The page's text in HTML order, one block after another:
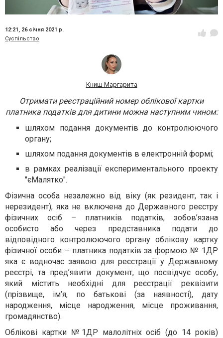
12:21, 26 січня 2021 р.
Суспільство
Книш Маргарита
Отримати реєстраційний номер облікової картки
платника податків для дитини можна наступним чином:
шляхом подання документів до контролюючого
органу;
шляхом подання документів в електронній формі;
в рамках реалізації експериментального проекту
"єМалятко".
Фізична особа незалежно від віку (як резидент, так і
нерезидент), яка не включена до Державного реєстру
фізичних осіб – платників податків, зобов’язана
особисто або через представника подати до
відповідного контролюючого органу облікову картку
фізичної особи – платника податків за формою № 1ДР
яка є водночас заявою для реєстрації у Державному
реєстрі, та пред’явити документ, що посвідчує особу,
який містить необхідні для реєстрації реквізити
(прізвище, ім’я, по батькові (за наявності), дату
народження, місце народження, місце проживання,
громадянство).
Облікові картки №1ДР малолітніх осіб (до 14 років)